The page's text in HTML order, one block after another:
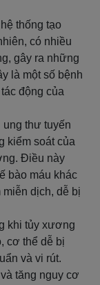
thống tạo
có nhiều
gây ra những
là một số bệnh
động của
thư tuyến
kiểm soát của
Điều này
bào máu khác
dịch, dễ bị
khi tủy xương
cơ thể dễ bị
và vi rút.
tăng nguy cơ